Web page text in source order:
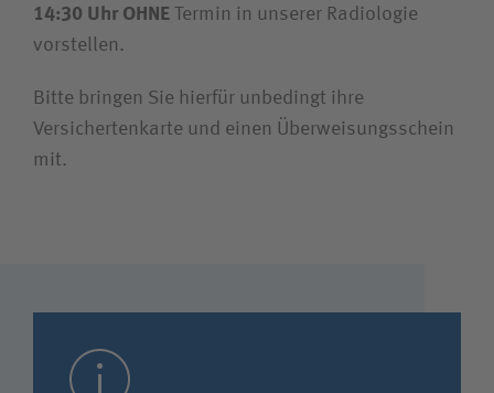
14:30 Uhr OHNE Termin in unserer Radiologie
vorstellen.
Bitte bringen Sie hierfür unbedingt ihre
Versichertenkarte und einen Überweisungsschein
mit.